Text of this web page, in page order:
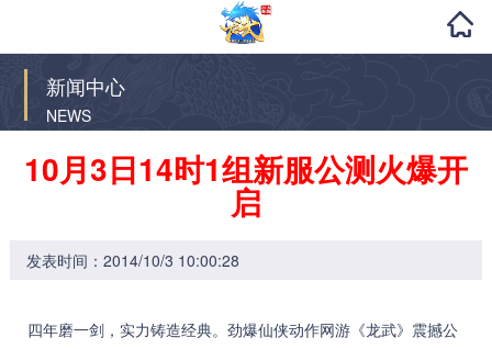
新闻中心
NEWS
10月3日14时1组新服公测火爆开
启
发表时间：2014/10/3 10:00:28
四年磨一剑，实力铸造经典。劲爆仙侠动作网游《龙武》震撼公